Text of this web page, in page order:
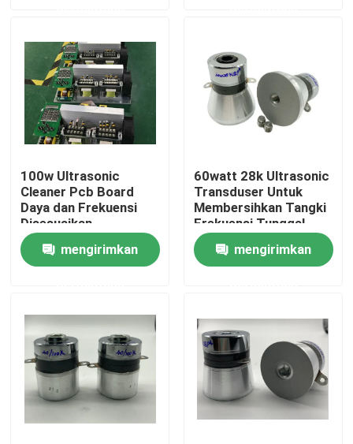
Tentang kami
Tur Pabrik
Kontrol kualitas
Hubungi kami
Ultrasonic Transducer pembersihan
Tinggi daya Ultrasonic Transducer
100w Ultrasonic
Cleaner Pcb Board
Daya dan Frekuensi
Disesuaikan
mengirimkan
60watt 28k Ultrasonic
Transduser Untuk
Membersihkan Tangki
Frekuensi Tunggal
mengirimkan